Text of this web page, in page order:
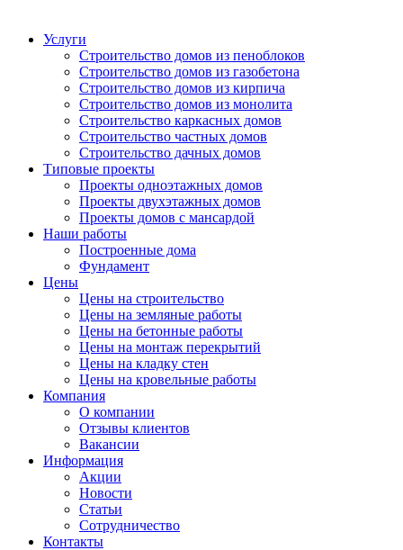
Услуги
Строительство домов из пеноблоков
Строительство домов из газобетона
Строительство домов из кирпича
Строительство домов из монолита
Строительство каркасных домов
Строительство частных домов
Строительство дачных домов
Типовые проекты
Проекты одноэтажных домов
Проекты двухэтажных домов
Проекты домов с мансардой
Наши работы
Построенные дома
Фундамент
Цены
Цены на строительство
Цены на земляные работы
Цены на бетонные работы
Цены на монтаж перекрытий
Цены на кладку стен
Цены на кровельные работы
Компания
О компании
Отзывы клиентов
Вакансии
Информация
Акции
Новости
Статьи
Сотрудничество
Контакты